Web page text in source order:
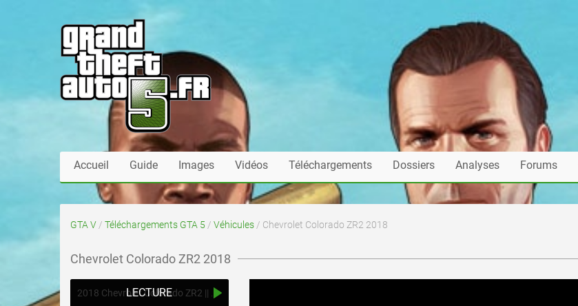
Accueil Guide Images Vidéos Téléchargements Dossiers Analyses Forums
GTA V / Téléchargements GTA 5 / Véhicules / Chevrolet Colorado ZR2 2018
Chevrolet Colorado ZR2 2018
2018 Chevrolet Colorado ZR2 || GTA V Download free Modifications / Mod Review
LECTURE